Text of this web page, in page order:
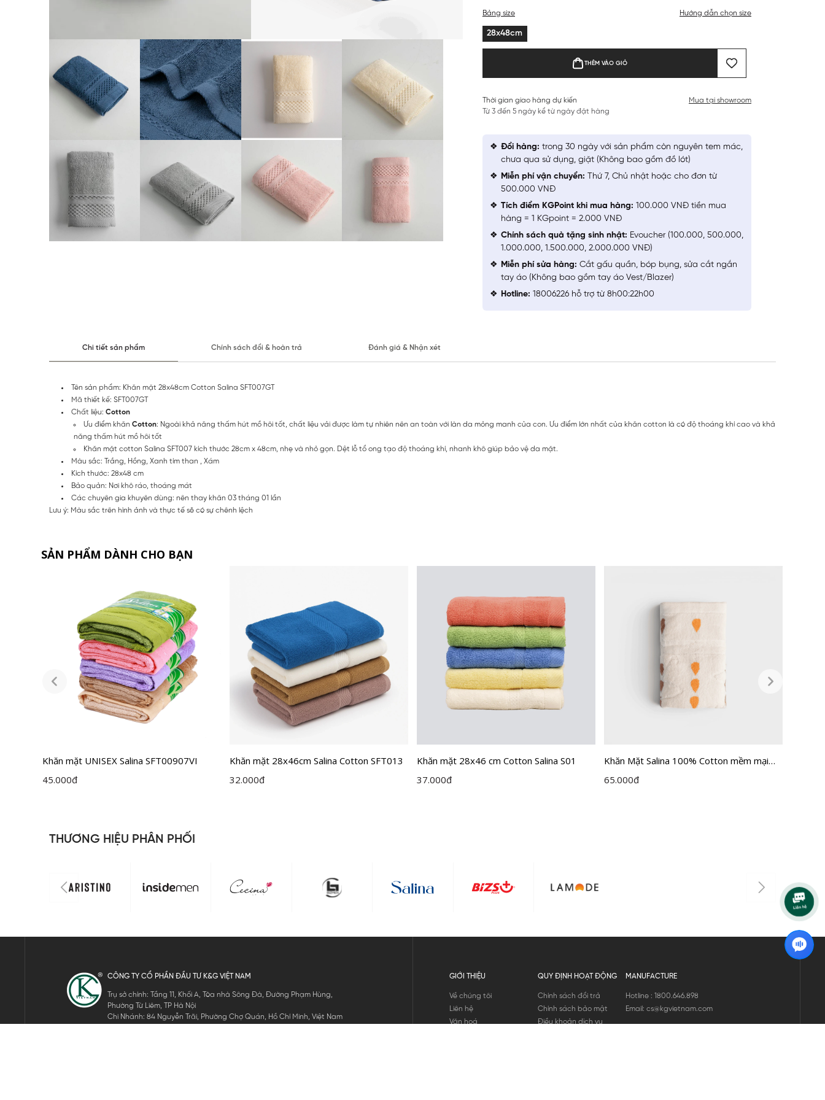
Bảng size Hướng dẫn chọn size
28x48cm
THÊM VÀO GIỎ
Thời gian giao hàng dự kiến
Từ 3 đến 5 ngày kể từ ngày đặt hàng
Mua tại showroom
Đổi hàng: trong 30 ngày với sản phẩm còn nguyên tem mác,
chưa qua sử dụng, giặt (Không bao gồm đồ lót)
Miễn phí vận chuyển: Thứ 7, Chủ nhật hoặc cho đơn từ
500.000 VNĐ
Tích điểm KGPoint khi mua hàng: 100.000 VNĐ tiền mua
hàng = 1 KGpoint = 2.000 VNĐ
Chính sách quà tặng sinh nhật: Evoucher (100.000, 500.000,
1.000.000, 1.500.000, 2.000.000 VNĐ)
Miễn phí sửa hàng: Cắt gấu quần, bóp bụng, sửa cắt ngắn
tay áo (Không bao gồm tay áo Vest/Blazer)
Hotline: 18006226 hỗ trợ từ 8h00:22h00
Chi tiết sản phẩm Chính sách đổi & hoàn trả Đánh giá & Nhận xét
Tên sản phẩm: Khăn mặt 28x48cm Cotton Salina SFT007GT
Mã thiết kế: SFT007GT
Chất liệu: Cotton
Ưu điểm khăn Cotton: Ngoài khả năng thấm hút mồ hôi tốt, chất liệu vải được làm tự nhiên nên an toàn với làn da mỏng manh của con. Ưu điểm lớn nhất của khăn cotton là có độ thoáng khí cao và khả
năng thấm hút mồ hôi tốt
Khăn mặt cotton Salina SFT007 kích thước 28cm x 48cm, nhẹ và nhỏ gọn. Dệt lỗ tổ ong tạo độ thoáng khí, nhanh khô giúp bảo vệ da mặt.
Màu sắc: Trắng, Hồng, Xanh tím than , Xám
Kích thước: 28x48 cm
Bảo quản: Nơi khô ráo, thoáng mát
Các chuyên gia khuyên dùng: nên thay khăn 03 tháng 01 lần
Lưu ý: Màu sắc trên hình ảnh và thực tế sẽ có sự chênh lệch
SẢN PHẨM DÀNH CHO BẠN
Khăn mặt UNISEX Salina SFT00907VI
45.000đ
Khăn mặt 28x46cm Salina Cotton SFT013
32.000đ
Khăn mặt 28x46 cm Cotton Salina S01
37.000đ
Khăn Mặt Salina 100% Cotton mềm mại
nâng niu làn da nhạy cảm SFT201
65.000đ
THƯƠNG HIỆU PHÂN PHỐI
CÔNG TY CỔ PHẦN ĐẦU TƯ K&G VIỆT NAM
Trụ sở chính: Tầng 11, Khối A, Tòa nhà Sông Đà, Đường Phạm Hùng,
Phường Từ Liêm, TP Hà Nội
Chi Nhánh: 84 Nguyễn Trãi, Phường Chợ Quán, Hồ Chí Minh, Việt Nam
GIỚI THIỆU
Về chúng tôi
Liên hệ
Văn hoá
QUY ĐỊNH HOẠT ĐỘNG
Chính sách đổi trả
Chính sách bảo mật
Điều khoản dịch vụ
MANUFACTURE
Hotline : 1800.646.898
Email: cs@kgvietnam.com